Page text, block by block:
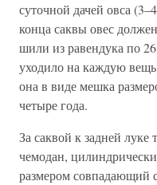
суточной дачей овса
конца саквы овес
шили из равендука по
уходило на каждую
она в виде мешка
четыре года.
За саквой к задней
чемодан,
размером совпадающий